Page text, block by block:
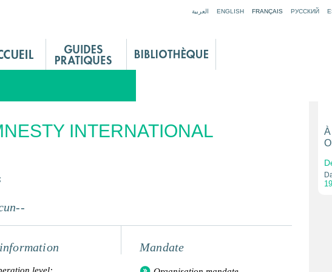
العربية ENGLISH FRANÇAIS РУССКИЙ
INTERNATIONAL
Mandate